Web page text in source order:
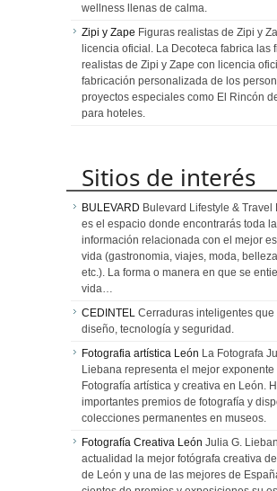
wellness llenas de calma.
Zipi y Zape Figuras realistas de Zipi y
licencia oficial. La Decoteca fabrica las
realistas de Zipi y Zape con licencia
fabricación personalizada de los
proyectos especiales como El Rincón
para hoteles.
Sitios de interés
BULEVARD Bulevard Lifestyle & Travel
es el espacio donde encontrarás toda la
información relacionada con el mejor
vida (gastronomia, viajes, moda,
etc.). La forma o manera en que se
vida…
CEDINTEL Cerraduras inteligentes que
diseño, tecnología y seguridad.
Fotografia artística León La Fotografa
Liebana representa el mejor exponente
Fotografía artística y creativa en León.
importantes premios de fotografía y
colecciones permanentes en museos.
Fotografía Creativa León Julia G.
actualidad la mejor fotógrafa creativa
de León y una de las mejores de